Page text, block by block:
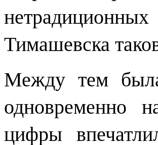
Тимашевска
Между тем
одновременно
цифры